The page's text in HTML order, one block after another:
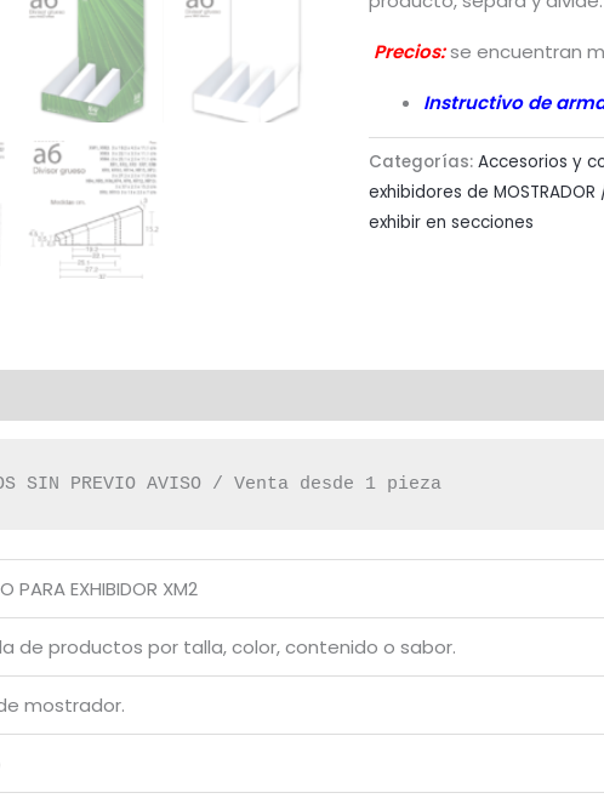
Precios:se encuentran
Instructivo de
Categorías: Accesorios y
exhibidores de MOSTRADOR /
exhibir en secciones
SIN PREVIO AVISO / Venta desde 1 pieza
PARA EXHIBIDOR XM2
de productos por talla, color, contenido o sabor.
mostrador.